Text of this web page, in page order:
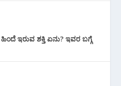
ಇರುವ ಶಕ್ತಿ ಏನು? ಇವರ ಬಗ್ಗೆ